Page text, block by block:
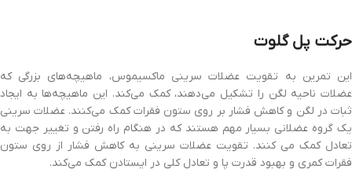
حرکت پل گلوت
این تمرین به تقویت عضلات سرینی ماکسیموس، ماهیچه‌های بزرگی که
عضلات ناحیه لگن را تشکیل می‌دهند، کمک می‌کند. این ماهیچه‌ها به ایجاد
ثبات در لگن و کاهش فشار بر روی ستون فقرات کمک می‌کنند. عضلات سرینی
یک گروه عضلانی بسیار مهم هستند که در هنگام راه رفتن و تغییر جهت به
تعادل کمک می کنند. تقویت عضلات سرینی به کاهش فشار از روی ستون
فقرات کمری و بهبود قدرت پا و تعادل کلی در ایستادن کمک می‌کند.